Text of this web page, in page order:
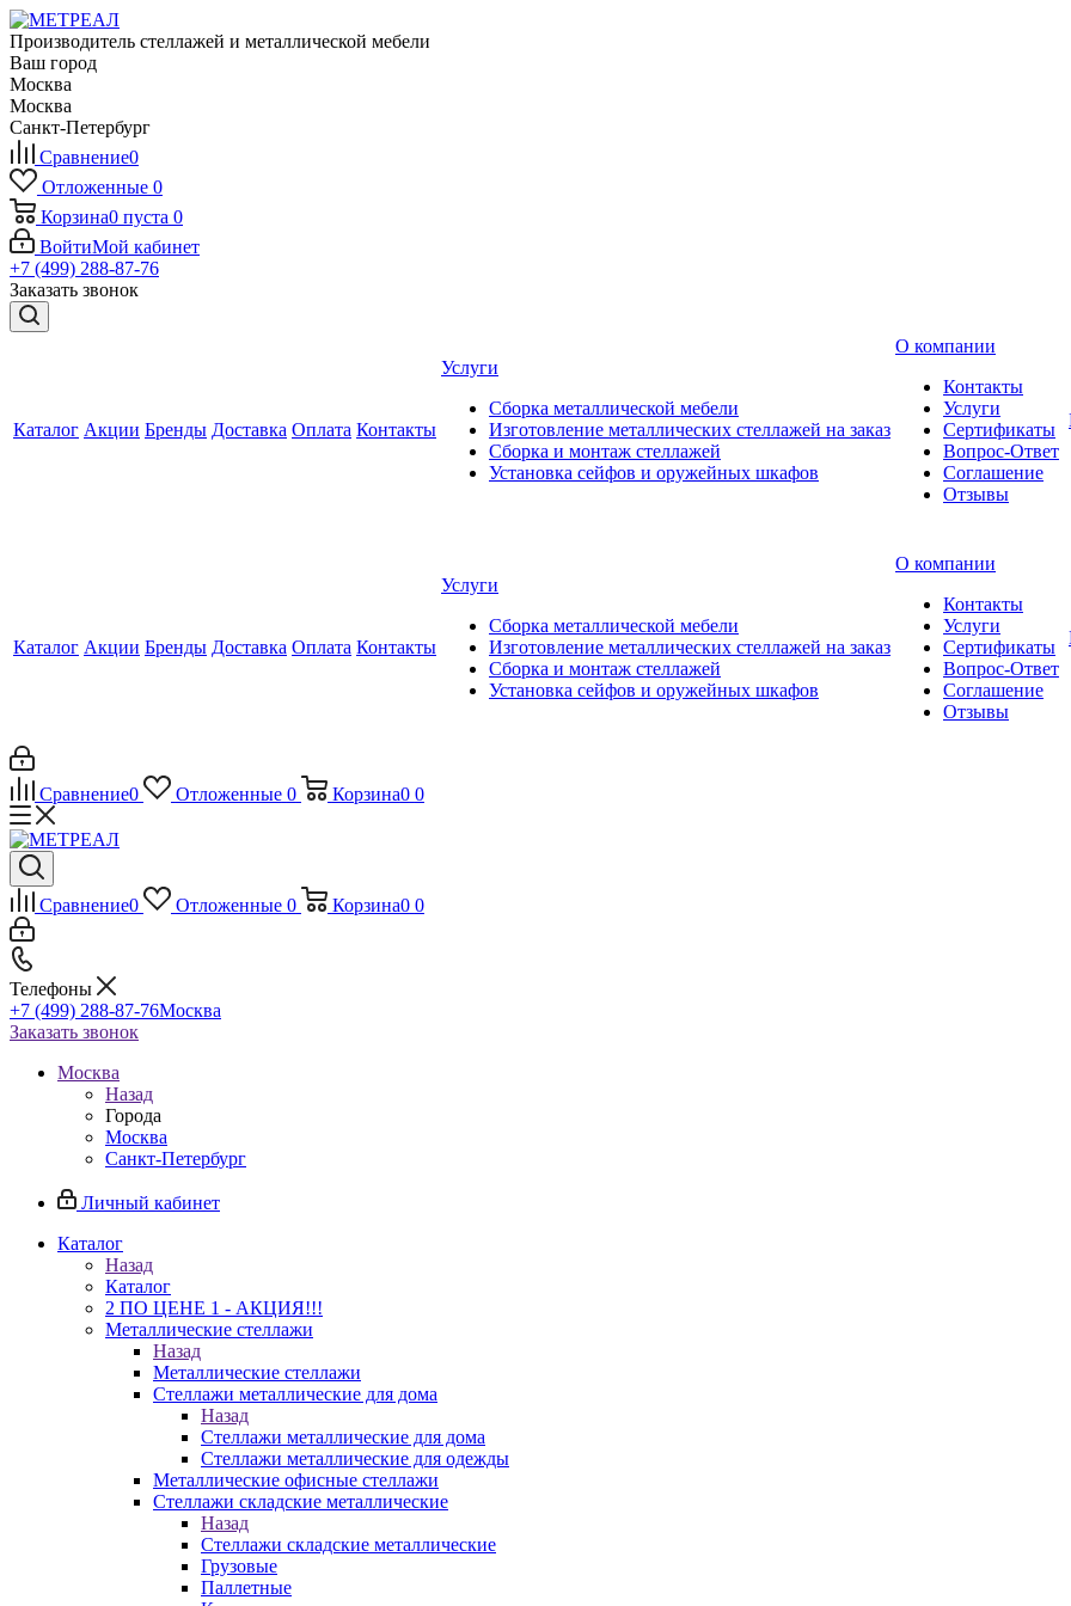
Производитель стеллажей и металлической мебели
Ваш город
Москва
Москва
Санкт-Петербург
Сравнение0
Отложенные 0
Корзина0 пуста 0
ВойтиМой кабинет
+7 (499) 288-87-76
Заказать звонок
Каталог Акции Бренды Доставка Оплата Контакты
Услуги
Сборка металлической мебели
Изготовление металлических стеллажей на заказ
Сборка и монтаж стеллажей
Установка сейфов и оружейных шкафов
О компании
Контакты
Услуги
Сертификаты
Вопрос-Ответ
Соглашение
Отзывы
Каталог Акции Бренды Доставка Оплата Контакты
Услуги
Сборка металлической мебели
Изготовление металлических стеллажей на заказ
Сборка и монтаж стеллажей
Установка сейфов и оружейных шкафов
О компании
Контакты
Услуги
Сертификаты
Вопрос-Ответ
Соглашение
Отзывы
Сравнение0 Отложенные 0 Корзина0 0
Сравнение0 Отложенные 0 Корзина0 0
Телефоны
+7 (499) 288-87-76Москва
Заказать звонок
Москва
Назад
Города
Москва
Санкт-Петербург
Личный кабинет
Каталог
Назад
Каталог
2 ПО ЦЕНЕ 1 - АКЦИЯ!!!
Металлические стеллажи
Назад
Металлические стеллажи
Стеллажи металлические для дома
Назад
Стеллажи металлические для дома
Стеллажи металлические для одежды
Металлические офисные стеллажи
Стеллажи складские металлические
Назад
Стеллажи складские металлические
Грузовые
Паллетные